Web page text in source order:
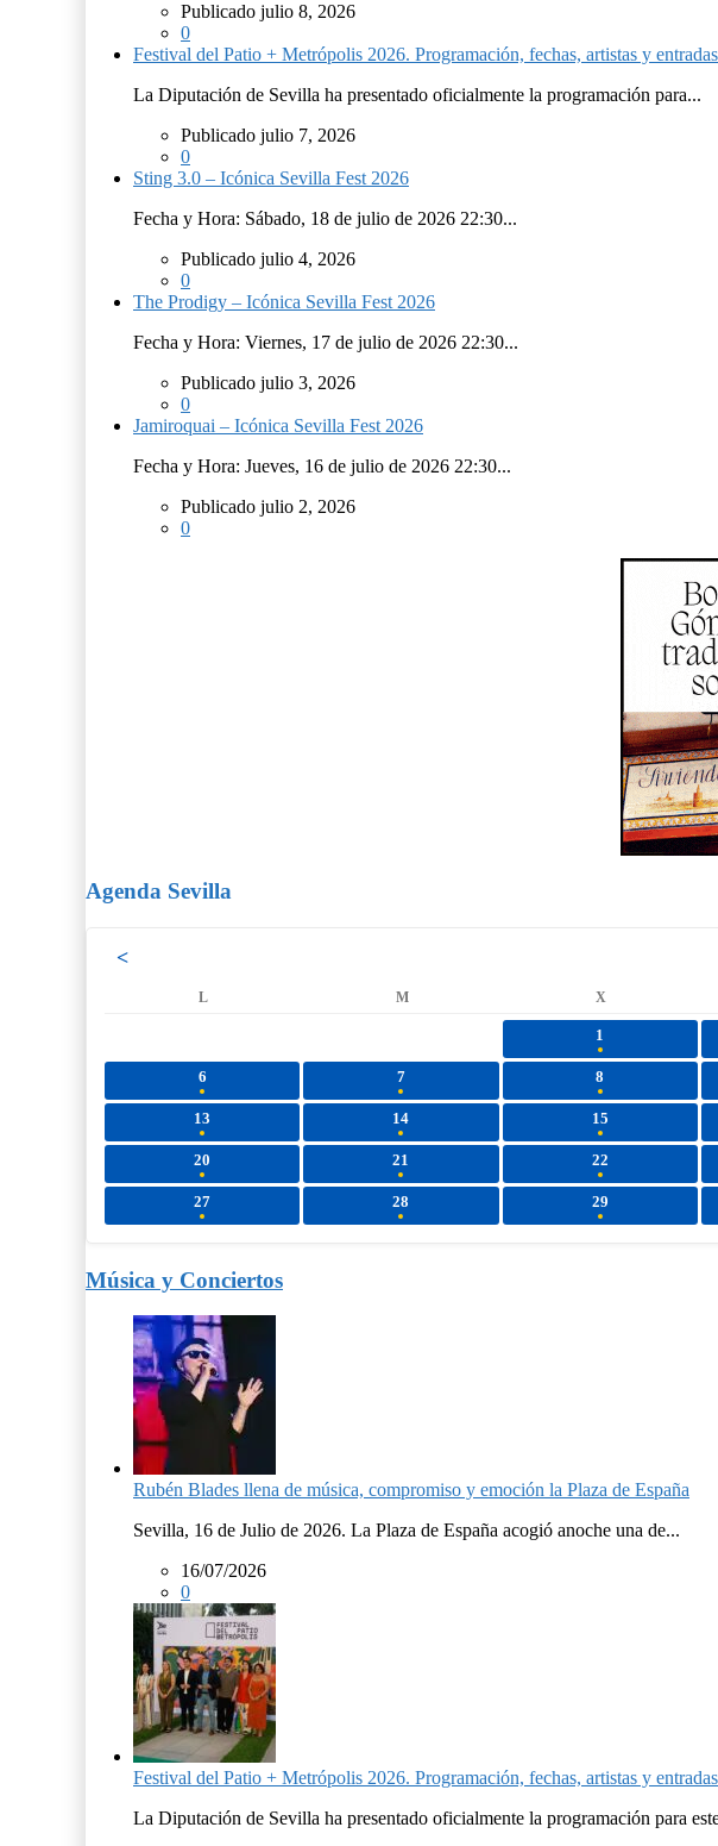
Publicado julio 8, 2026
0
Festival del Patio + Metrópolis 2026. Programación, fechas, artistas y
La Diputación de Sevilla ha presentado oficialmente la programación para...
Publicado julio 7, 2026
0
Sting 3.0 – Icónica Sevilla Fest 2026
Fecha y Hora: Sábado, 18 de julio de 2026 22:30...
Publicado julio 4, 2026
0
The Prodigy – Icónica Sevilla Fest 2026
Fecha y Hora: Viernes, 17 de julio de 2026 22:30...
Publicado julio 3, 2026
0
Jamiroquai – Icónica Sevilla Fest 2026
Fecha y Hora: Jueves, 16 de julio de 2026 22:30...
Publicado julio 2, 2026
0
Agenda Sevilla
<
L M X
1
6 7 8
13 14 15
20 21 22
27 28 29
Música y Conciertos
Rubén Blades llena de música, compromiso y emoción la Plaza de España
Sevilla, 16 de Julio de 2026. La Plaza de España acogió anoche una de...
16/07/2026
0
Festival del Patio + Metrópolis 2026. Programación, fechas, artistas y
La Diputación de Sevilla ha presentado oficialmente la programación para